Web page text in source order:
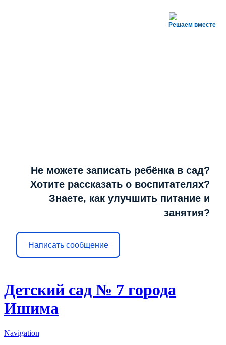
Решаем вместе
Не можете записать ребёнка в сад?
Хотите рассказать о воспитателях?
Знаете, как улучшить питание и
занятия?
Написать сообщение
Детский сад № 7 города
Ишима
Navigation